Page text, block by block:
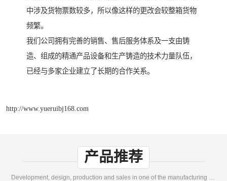
中涉及货物票数较多，所以像这样的更改会较整箱货物
频繁。
我们公司拥有完善的销售、售后服务体系及一支由铸
造、组成的精通产品设备和生产铸造的技术力量队伍，
已经与多家企业建立了长期的合作关系。
http://www.yueruibj168.com
产品推荐
Development, design, production and sales in one of the manufacturing enterprises